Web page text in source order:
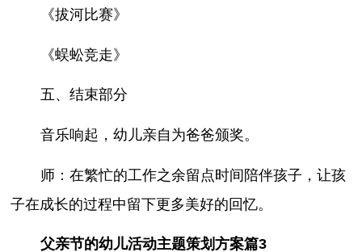
《拔河比赛》
《蜈蚣竞走》
五、结束部分
音乐响起，幼儿亲自为爸爸颁奖。
师：在繁忙的工作之余留点时间陪伴孩子，让孩
子在成长的过程中留下更多美好的回忆。
父亲节的幼儿活动主题策划方案篇3